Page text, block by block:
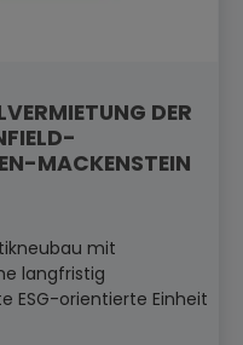
DER
MACKENSTEIN
mit
langfristig
ESG-orientierte Einheit